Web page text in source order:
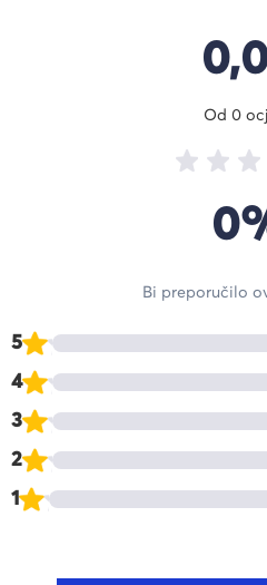
5
4
3
2
1
Od 0
Bi preporučilo